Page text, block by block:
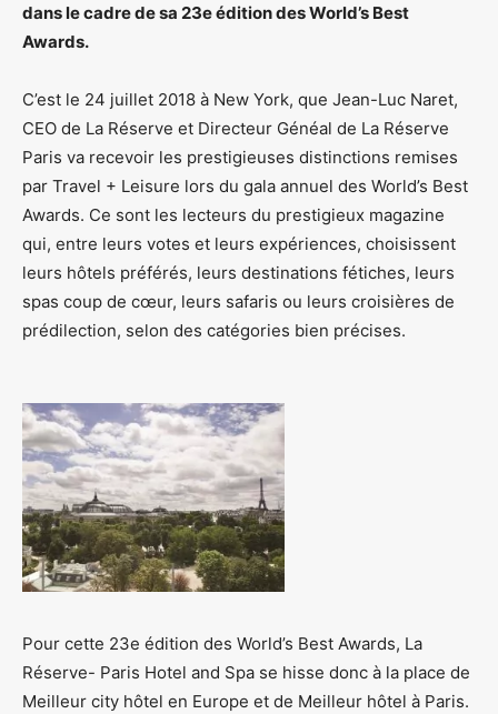
dans le cadre de sa 23e édition des World’s Best
Awards.
C’est le 24 juillet 2018 à New York, que Jean-Luc Naret,
CEO de La Réserve et Directeur Généal de La Réserve
Paris va recevoir les prestigieuses distinctions remises
par Travel + Leisure lors du gala annuel des World’s Best
Awards. Ce sont les lecteurs du prestigieux magazine
qui, entre leurs votes et leurs expériences, choisissent
leurs hôtels préférés, leurs destinations fétiches, leurs
spas coup de cœur, leurs safaris ou leurs croisières de
prédilection, selon des catégories bien précises.
Pour cette 23e édition des World’s Best Awards, La
Réserve- Paris Hotel and Spa se hisse donc à la place de
Meilleur city hôtel en Europe et de Meilleur hôtel à Paris.